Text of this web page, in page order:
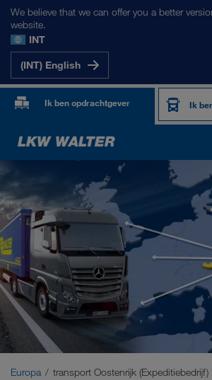
We believe that we can offer you a better
website.
INT
(INT) English
Ik ben opdrachtgever Ik
ONZE MARKTEN
Europa
Centraal-Azië
Rusland
Midden-Oosten
Europa transport Oostenrijk (Expeditiebedrijf)